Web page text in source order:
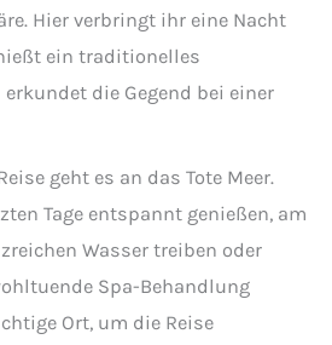
Hier verbringt ihr eine Nacht
ein traditionelles
die Gegend bei einer
geht es an das Tote Meer.
Tage entspannt genießen, am
Wasser treiben oder
Spa-Behandlung
Ort, um die Reise